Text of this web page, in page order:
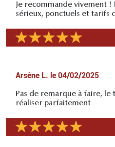
Je recommande vivement !
sérieux, ponctuels et tarifs
Arsène L. le 04/02/2025
Pas de remarque à faire, le
réaliser parfaitement